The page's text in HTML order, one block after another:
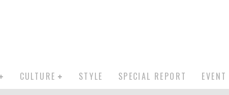
CULTURE STYLE SPECIAL REPORT EVENT